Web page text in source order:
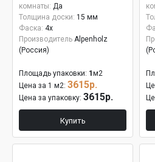
комнаты: Да
Толщина доски: 15 мм
Фаска: 4x
Производитель Alpenholz
(Россия)
Площадь упаковки: 1 м2
Цена за 1 м2: 3615р.
Цена за упаковку: 3615р.
Купить